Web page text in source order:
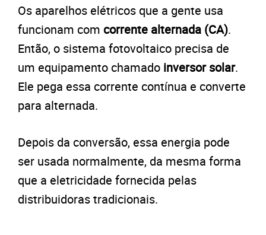
Os aparelhos elétricos que a gente usa
funcionam com corrente alternada (CA).
Então, o sistema fotovoltaico precisa de
um equipamento chamado inversor solar.
Ele pega essa corrente contínua e converte
para alternada.
Depois da conversão, essa energia pode
ser usada normalmente, da mesma forma
que a eletricidade fornecida pelas
distribuidoras tradicionais.